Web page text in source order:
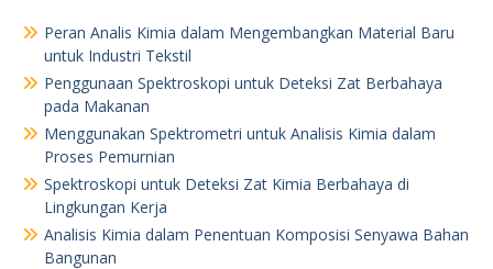
Peran Analis Kimia dalam Mengembangkan Material Baru
untuk Industri Tekstil
Penggunaan Spektroskopi untuk Deteksi Zat Berbahaya
pada Makanan
Menggunakan Spektrometri untuk Analisis Kimia dalam
Proses Pemurnian
Spektroskopi untuk Deteksi Zat Kimia Berbahaya di
Lingkungan Kerja
Analisis Kimia dalam Penentuan Komposisi Senyawa Bahan
Bangunan